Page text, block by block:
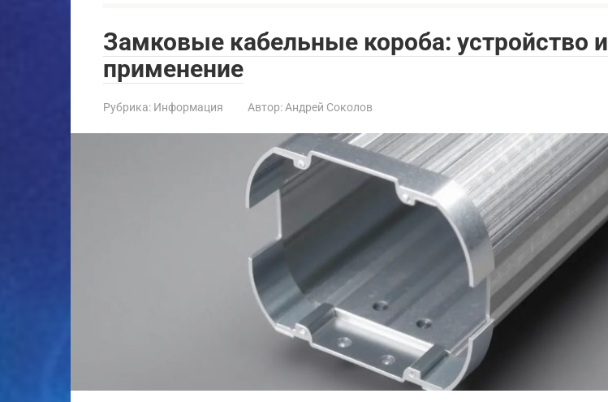
Замковые кабельные короба: устройство и
применение
Рубрика: Информация Автор: Андрей Соколов